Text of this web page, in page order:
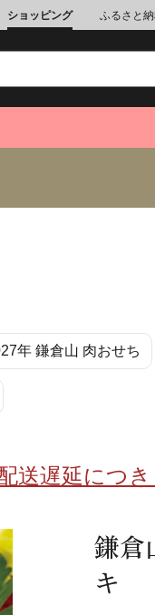
ショッピング ふるさと
麺類/つ
豊洲お
書籍
年 鎌倉山 肉おせち
送遅延につ
鎌倉
キ